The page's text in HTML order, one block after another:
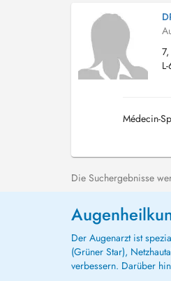
Médecin-
Die Suchergebnisse
Der Augenarzt ist
(Grüner Star),
verbessern. Darüber